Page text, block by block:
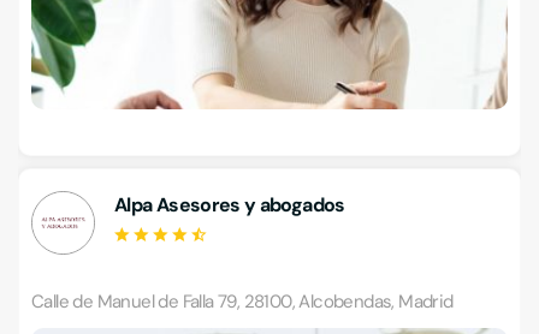
Alpa Asesores y abogados
Calle de Manuel de Falla 79, 28100, Alcobendas, Madrid